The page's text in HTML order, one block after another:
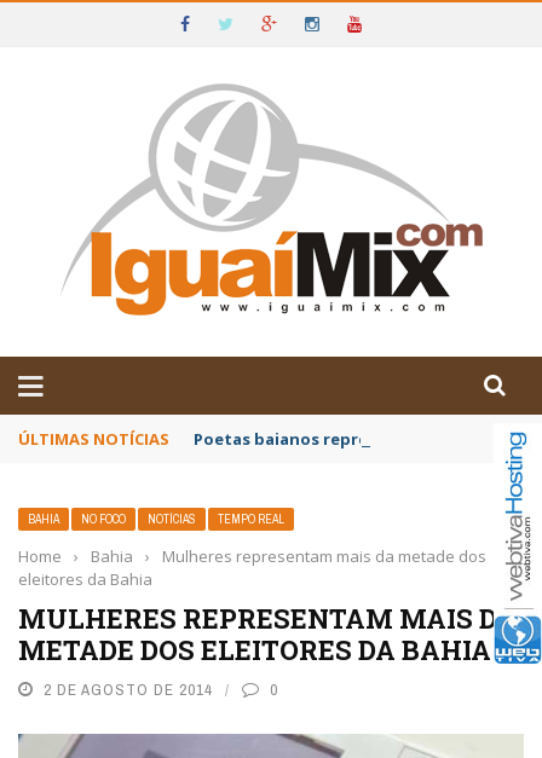
IGUAÍ E SUDOESTE DA BAHIA
ÚLTIMAS NOTÍCIAS Poetas baianos representam o Brasil no
BAHIA NO FOCO NOTÍCIAS TEMPO REAL
Home › Bahia ›
Mulheres representam mais da metade dos
eleitores da Bahia
MULHERES REPRESENTAM MAIS DA
METADE DOS ELEITORES DA BAHIA
2 DE AGOSTO DE 2014 0